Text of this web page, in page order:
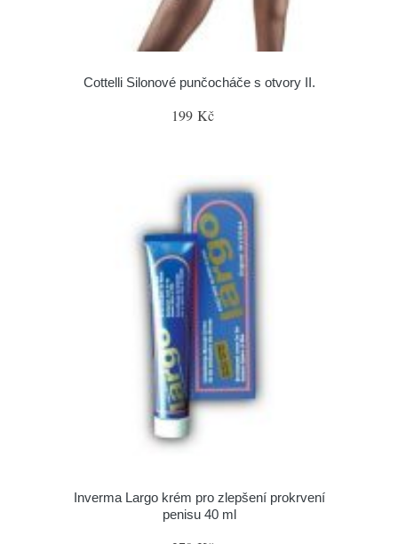
Cottelli Silonové punčocháče s otvory II.
199 Kč
Inverma Largo krém pro zlepšení prokrvení
penisu 40 ml